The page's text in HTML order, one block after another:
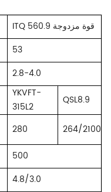
ITQ 560.9 قوة مزدوجة
53
2.8-4.0
YKVFT-
315L2
QSL8.9
280
264/2100
500
4.8/3.0